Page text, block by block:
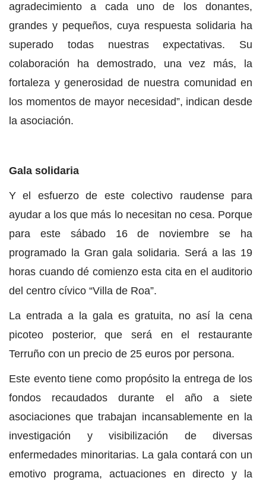
agradecimiento a cada uno de los donantes,
grandes y pequeños, cuya respuesta solidaria ha
superado todas nuestras expectativas. Su
colaboración ha demostrado, una vez más, la
fortaleza y generosidad de nuestra comunidad en
los momentos de mayor necesidad”, indican desde
la asociación.
Gala solidaria
Y el esfuerzo de este colectivo raudense para
ayudar a los que más lo necesitan no cesa. Porque
para este sábado 16 de noviembre se ha
programado la Gran gala solidaria. Será a las 19
horas cuando dé comienzo esta cita en el auditorio
del centro cívico “Villa de Roa”.
La entrada a la gala es gratuita, no así la cena
picoteo posterior, que será en el restaurante
Terruño con un precio de 25 euros por persona.
Este evento tiene como propósito la entrega de los
fondos recaudados durante el año a siete
asociaciones que trabajan incansablemente en la
investigación y visibilización de diversas
enfermedades minoritarias. La gala contará con un
emotivo programa, actuaciones en directo y la